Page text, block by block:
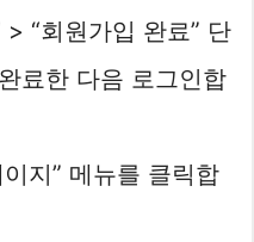
“회원가입 완료” 단
료한 다음 로그인합
지” 메뉴를 클릭합